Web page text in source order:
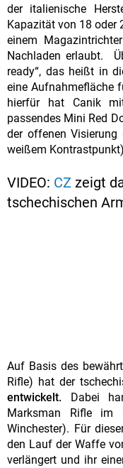
der italienische
Kapazität von 18 oder
einem
Nachladen erlaubt.
ready“, das heißt in
eine Aufnahmefläche
hierfür hat Canik
passendes Mini Red
der offenen Visierung
weißem
VIDEO: CZ zeigt
tschechischen
Auf Basis des
Rifle) hat der
entwickelt.
Dabei
Marksman Rifle im
Winchester). Für
den Lauf der Waffe
verlängert und ihr